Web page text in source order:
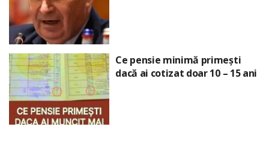
Ce pensie minimă primești
dacă ai cotizat doar 10 – 15 ani